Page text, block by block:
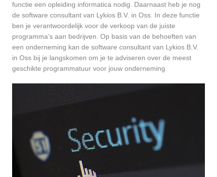
functie een opleiding informatica nodig. Daarnaast heb je nog
de software consultant van Lykios B.V. in Oss. In deze functie
ben je verantwoordelijk voor de verkoop van de juiste
programma’s aan bedrijven. Op basis van de behoeften van
een onderneming kan de software consultant van Lykios B.V.
in Oss bij je langskomen om je te adviseren over de meest
geschikte programmatuur voor jouw onderneming.